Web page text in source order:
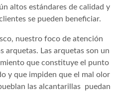
altos estándares de calidad y
se pueden beneficiar.
nuestro foco de atención
arquetas. Las arquetas son un
que constituye el punto
y que impiden que el mal olor
las alcantarillas puedan